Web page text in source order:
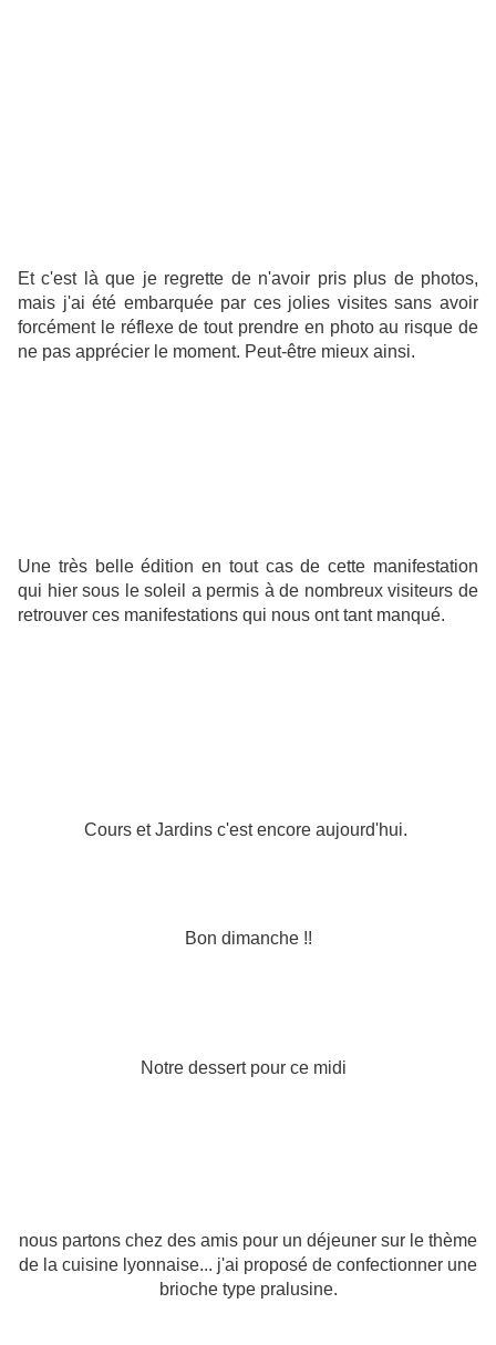
Et c'est là que je regrette de n'avoir pris plus de photos,
mais j'ai été embarquée par ces jolies visites sans avoir
forcément le réflexe de tout prendre en photo au risque de
ne pas apprécier le moment. Peut-être mieux ainsi.
Une très belle édition en tout cas de cette manifestation
qui hier sous le soleil a permis à de nombreux visiteurs de
retrouver ces manifestations qui nous ont tant manqué.
Cours et Jardins c'est encore aujourd'hui.
Bon dimanche !!
Notre dessert pour ce midi
nous partons chez des amis pour un déjeuner sur le thème
de la cuisine lyonnaise... j'ai proposé de confectionner une
brioche type pralusine.